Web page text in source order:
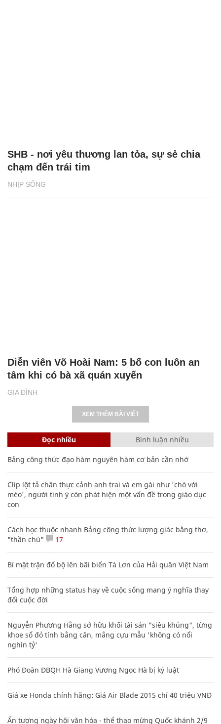
NHỊP SỐNG
SHB - nơi yêu thương lan tỏa, sự sẻ chia
chạm đến trái tim
GIA ĐÌNH
Diễn viên Võ Hoài Nam: 5 bố con luôn an
tâm khi có bà xã quán xuyến
XEM THÊM BÀI VIẾT
Đọc nhiều Bình luận nhiều
Bảng công thức đạo hàm nguyên hàm cơ bản cần nhớ
Clip lột tả chân thực cảnh anh trai và em gái như 'chó với
mèo', người tinh ý còn phát hiện một vấn đề trong giáo dục
con
Cách học thuộc nhanh Bảng công thức lượng giác bằng thơ,
"thần chú"
17
Bí mật trận đổ bộ lên bãi biển Tà Lơn của Hải quân Việt Nam
Tổng hợp những status hay về cuộc sống mang ý nghĩa thay
đổi cuộc đời
Nguyễn Phương Hằng sở hữu khối tài sản "siêu khủng", từng
khoe sổ đỏ tính bằng cân, mắng cựu mẫu 'không có nổi
nghìn tỷ'
Phó Đoàn ĐBQH Hà Giang Vương Ngọc Hà bị kỷ luật
Giá xe Honda chính hãng: Giá Air Blade 2015 chỉ 40 triệu VNĐ
Ấn tượng ngày hội văn hóa - thể thao mừng Quốc khánh 2/9